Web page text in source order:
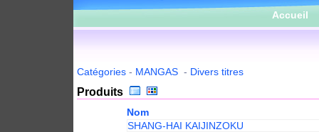
Accueil
Catégories- MANGAS - Divers titres
Produits
Nom
SHANG-HAI KAIJINZOKU